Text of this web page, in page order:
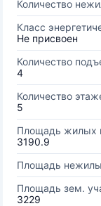
Количество
Класс
Не присвоен
Количество
4
Количество
5
Площадь жилых
3190.9
Площадь
Площадь зем.
3229